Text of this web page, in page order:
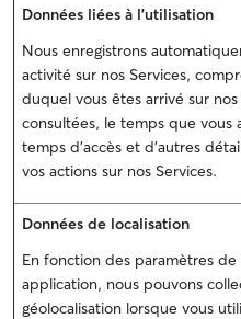
Données liées à l’utilisation
Nous enregistrons
activité sur nos Services,
duquel vous êtes arrivé sur
consultées, le temps que vous
temps d'accès et d'autres
vos actions sur nos Services.
Données de localisation
En fonction des paramètres
application, nous pouvons
géolocalisation lorsque vous